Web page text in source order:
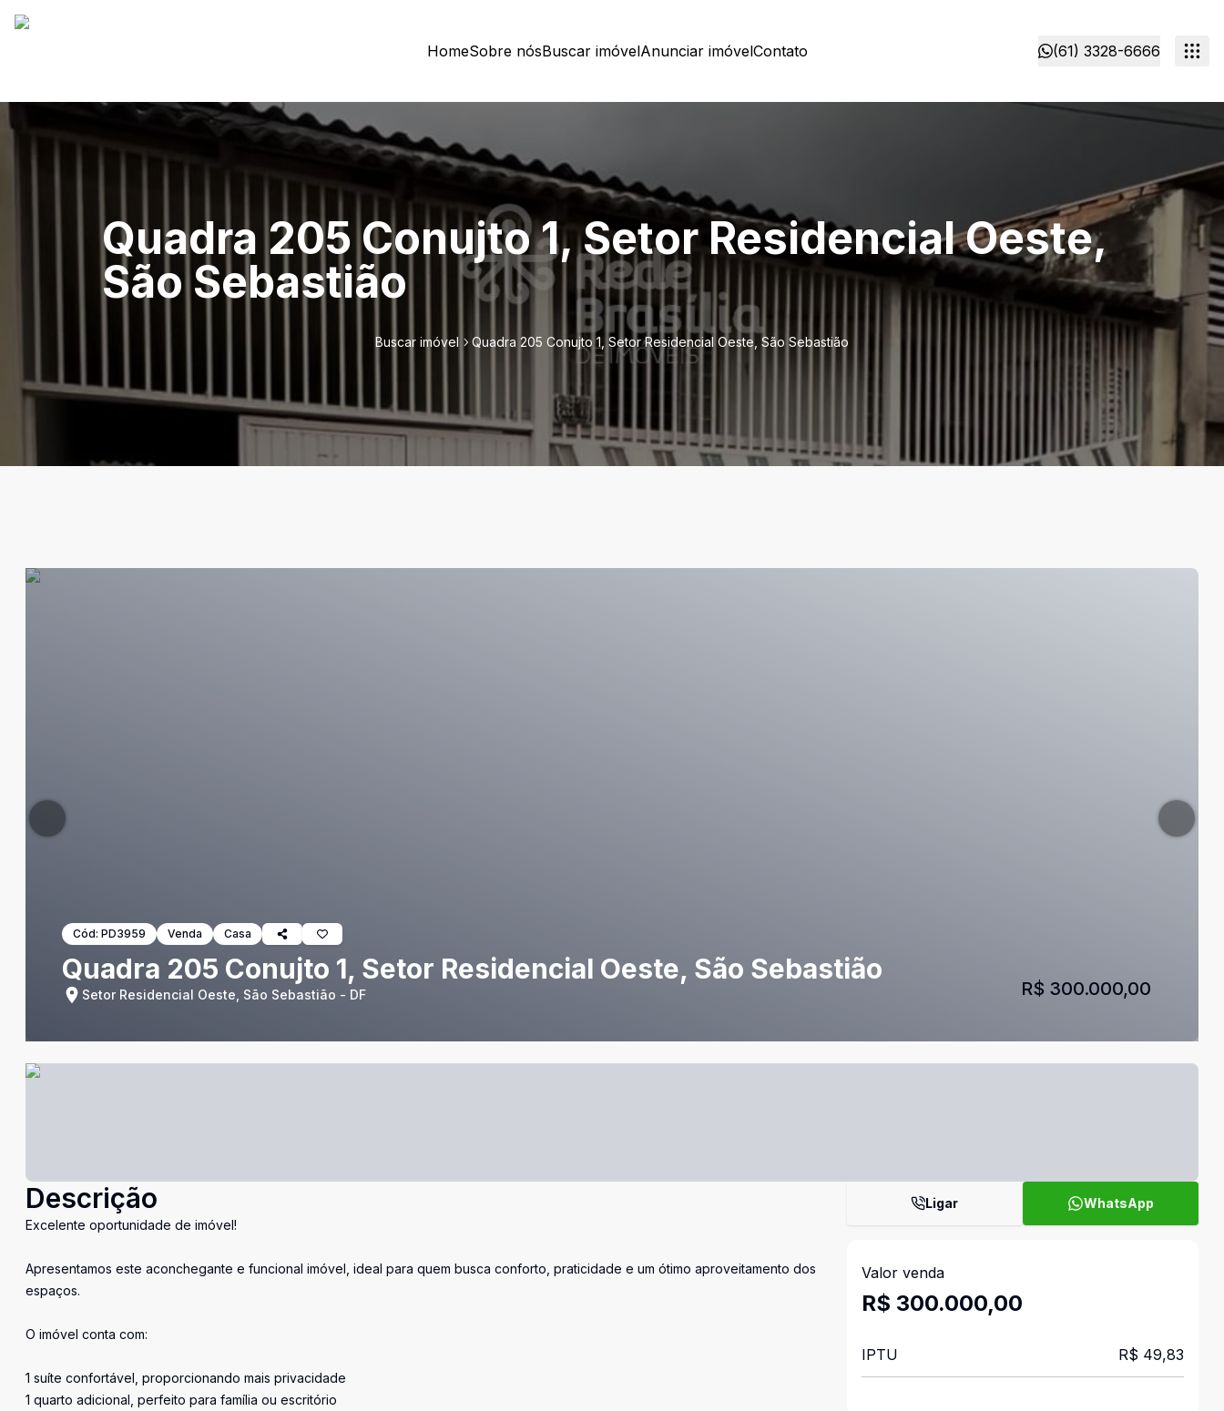
HomeSobre nósBuscar imóvelAnunciar imóvelContato (61) 3328-6666
Quadra 205 Conujto 1, Setor Residencial Oeste,
São Sebastião
Buscar imóvel Quadra 205 Conujto 1, Setor Residencial Oeste, São Sebastião
Cód: PD3959 Venda Casa
Quadra 205 Conujto 1, Setor Residencial Oeste, São Sebastião
Setor Residencial Oeste, São Sebastião - DF R$ 300.000,00
Descrição
Excelente oportunidade de imóvel!
Apresentamos este aconchegante e funcional imóvel, ideal para quem busca conforto, praticidade e um ótimo aproveitamento dos
espaços.
O imóvel conta com:
1 suíte confortável, proporcionando mais privacidade
1 quarto adicional, perfeito para família ou escritório
Ligar WhatsApp
Valor venda
R$ 300.000,00
IPTU R$ 49,83